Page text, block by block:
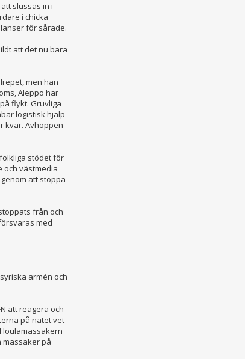
slussas in i
i chicka
för sårade.
att det nu bara
men han
Aleppo har
flykt. Gruvliga
logistisk hjälp
kvar. Avhoppen
stödet för
och västmedia
att stoppa
från och
med
armén och
att reagera och
på nätet vet
massaker på